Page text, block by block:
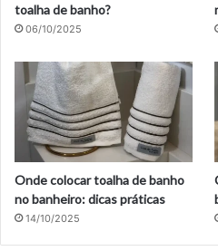
toalha de banho?
06/10/2025
Onde colocar toalha de banho
no banheiro: dicas práticas
14/10/2025